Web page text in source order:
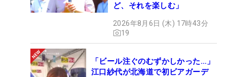
ど、それを楽しむ」
2026年8月6日 (木) 17時43分
19
「ビール注ぐのむずかしかった…」
江口紗代が北海道で初ビアガーデ